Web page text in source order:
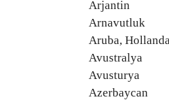
Arjantin
Arnavutluk
Aruba,
Avustralya
Avusturya
Azerbaycan